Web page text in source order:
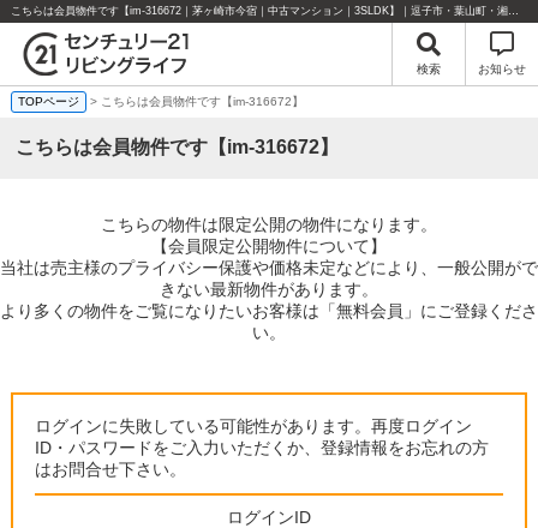
こちらは会員物件です【im-316672｜茅ヶ崎市今宿｜中古マンション｜3SLDK】｜逗子市・葉山町・湘南エリアの不動産のことならセンチュリー21リビングライフにお任せください！
検索 お知らせ
TOPページ > こちらは会員物件です【im-316672】
こちらは会員物件です【im-316672】
こちらの物件は限定公開の物件になります。
【会員限定公開物件について】
当社は売主様のプライバシー保護や価格未定などにより、一般公開がで
きない最新物件があります。
より多くの物件をご覧になりたいお客様は「無料会員」にご登録くださ
い。
ログインに失敗している可能性があります。再度ログイン
ID・パスワードをご入力いただくか、登録情報をお忘れの方
はお問合せ下さい。
ログインID